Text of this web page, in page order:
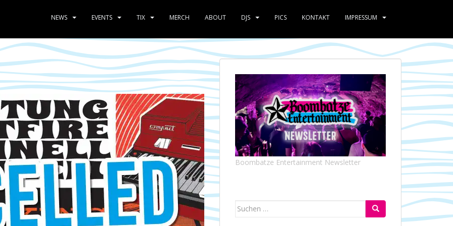
NEWS EVENTS TIX MERCH ABOUT DJS PICS KONTAKT IMPRESSUM
Boombatze Entertainment Newsletter
Suchen